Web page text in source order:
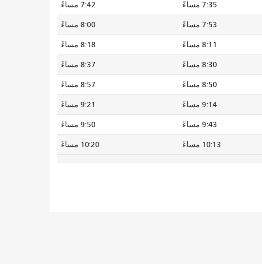
7:35 مساءً 7:42 مساءً
7:53 مساءً 8:00 مساءً
8:11 مساءً 8:18 مساءً
8:30 مساءً 8:37 مساءً
8:50 مساءً 8:57 مساءً
9:14 مساءً 9:21 مساءً
9:43 مساءً 9:50 مساءً
10:13 مساءً 10:20 مساءً